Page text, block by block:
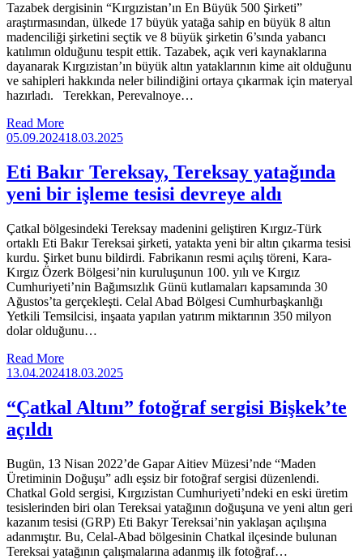
Tazabek dergisinin “Kırgızistan’ın En Büyük 500 Şirketi”
araştırmasından, ülkede 17 büyük yatağa sahip en büyük 8 altın
madenciliği şirketini seçtik ve 8 büyük şirketin 6’sında yabancı
katılımın olduğunu tespit ettik. Tazabek, açık veri kaynaklarına
dayanarak Kırgızistan’ın büyük altın yataklarının kime ait olduğunu
ve sahipleri hakkında neler bilindiğini ortaya çıkarmak için materyal
hazırladı. Terekkan, Perevalnoye…
Read More
05.09.202418.03.2025
Eti Bakır Tereksay, Tereksay yatağında
yeni bir işleme tesisi devreye aldı
Çatkal bölgesindeki Tereksay madenini geliştiren Kırgız-Türk
ortaklı Eti Bakır Tereksai şirketi, yatakta yeni bir altın çıkarma tesisi
kurdu. Şirket bunu bildirdi. Fabrikanın resmi açılış töreni, Kara-
Kırgız Özerk Bölgesi’nin kuruluşunun 100. yılı ve Kırgız
Cumhuriyeti’nin Bağımsızlık Günü kutlamaları kapsamında 30
Ağustos’ta gerçekleşti. Celal Abad Bölgesi Cumhurbaşkanlığı
Yetkili Temsilcisi, inşaata yapılan yatırım miktarının 350 milyon
dolar olduğunu…
Read More
13.04.202418.03.2025
“Çatkal Altını” fotoğraf sergisi Bişkek’te
açıldı
Bugün, 13 Nisan 2022’de Gapar Aitiev Müzesi’nde “Maden
Üretiminin Doğuşu” adlı eşsiz bir fotoğraf sergisi düzenlendi.
Chatkal Gold sergisi, Kırgızistan Cumhuriyeti’ndeki en eski üretim
tesislerinden biri olan Tereksai yatağının doğuşuna ve yeni altın geri
kazanım tesisi (GRP) Eti Bakyr Tereksai’nin yaklaşan açılışına
adanmıştır. Bu, Celal-Abad bölgesinin Chatkal ilçesinde bulunan
Tereksai yatağının çalışmalarına adanmış ilk fotoğraf…